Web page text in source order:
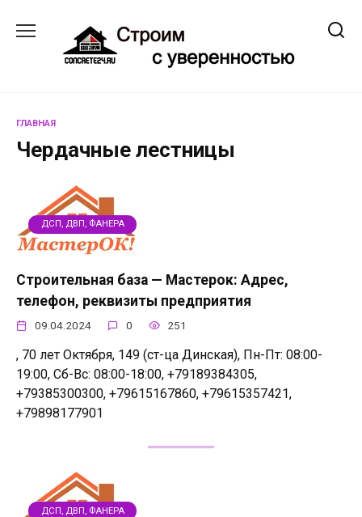
содержанию
ГЛАВНАЯ
Чердачные лестницы
ДСП, ДВП, ФАНЕРА
Строительная база — Мастерок: Адрес,
телефон, реквизиты предприятия
09.04.2024 0 251
, 70 лет Октября, 149 (ст-ца Динская), Пн-Пт: 08:00-
19:00, Сб-Вс: 08:00-18:00, +79189384305,
+79385300300, +79615167860, +79615357421,
+79898177901
ДСП, ДВП, ФАНЕРА